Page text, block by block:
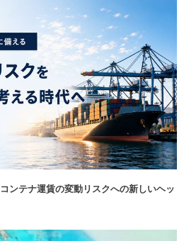
ンテナ運賃の変動リスクへの新しいヘッ